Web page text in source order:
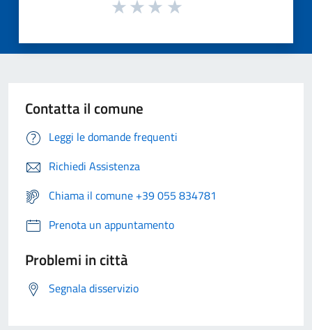
Contatta il comune
Leggi le domande frequenti
Richiedi Assistenza
Chiama il comune +39 055 834781
Prenota un appuntamento
Problemi in città
Segnala disservizio